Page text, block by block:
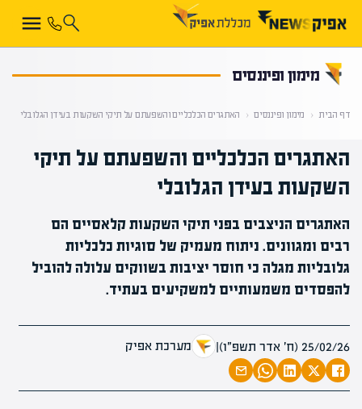
מימון ופיננסים
דף הבית ‹ מימון ופיננסים ‹ האתגרים הכלכליים והשפעתם על תיקי השקעות בעידן הגלובלי
האתגרים הכלכליים והשפעתם על תיקי
השקעות בעידן הגלובלי
האתגרים הניצבים בפני תיקי השקעות קלאסיים הם
רבים ומגוונים. ניתוח מעמיק של סוגיות כלכליות
גלובליות מגלה כי חוסר יציבות בשווקים עלולה להוביל
להפסדים משמעותיים למשקיעים בעתיד.
25/02/26 (ח׳ אדר תשפ״ו) | מערכת אפיק